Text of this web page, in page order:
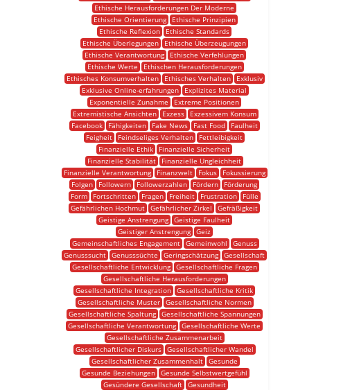
Ethische Herausforderungen Der Moderne
Ethische Orientierung
Ethische Prinzipien
Ethische Reflexion
Ethische Standards
Ethische Überlegungen
Ethische Überzeugungen
Ethische Verantwortung
Ethische Verfehlungen
Ethische Werte
Ethischen Herausforderungen
Ethisches Konsumverhalten
Ethisches Verhalten
Exklusiv
Exklusive Online-erfahrungen
Explizites Material
Exponentielle Zunahme
Extreme Positionen
Extremistische Ansichten
Exzess
Exzessivem Konsum
Facebook
Fähigkeiten Fake News Fast Food
Faulheit
Feigheit
Feindseliges Verhalten
Fettleibigkeit
Finanzielle Ethik
Finanzielle Sicherheit
Finanzielle Stabilität
Finanzielle Ungleichheit
Finanzielle Verantwortung
Finanzwelt Fokus
Fokussierung
Folgen
Followern Followerzahlen Fördern
Förderung
Form
Fortschritten Fragen Freiheit Frustration
Fülle
Gefährlichen Hochmut Gefährlicher Zirkel
Gefräßigkeit
Geistige Anstrengung Geistige Faulheit
Geistiger Anstrengung Geiz
Gemeinschaftliches Engagement
Gemeinwohl
Genuss
Genusssucht Genusssüchte Geringschätzung Gesellschaft
Gesellschaftliche Entwicklung
Gesellschaftliche Fragen
Gesellschaftliche Herausforderungen
Gesellschaftliche Integration Gesellschaftliche Kritik
Gesellschaftliche Muster
Gesellschaftliche Normen
Gesellschaftliche Spaltung
Gesellschaftliche Spannungen
Gesellschaftliche Verantwortung Gesellschaftliche Werte
Gesellschaftliche Zusammenarbeit
Gesellschaftlicher Diskurs
Gesellschaftlicher Wandel
Gesellschaftlicher Zusammenhalt
Gesunde
Gesunde Beziehungen
Gesunde Selbstwertgefühl
Gesündere Gesellschaft
Gesundheit